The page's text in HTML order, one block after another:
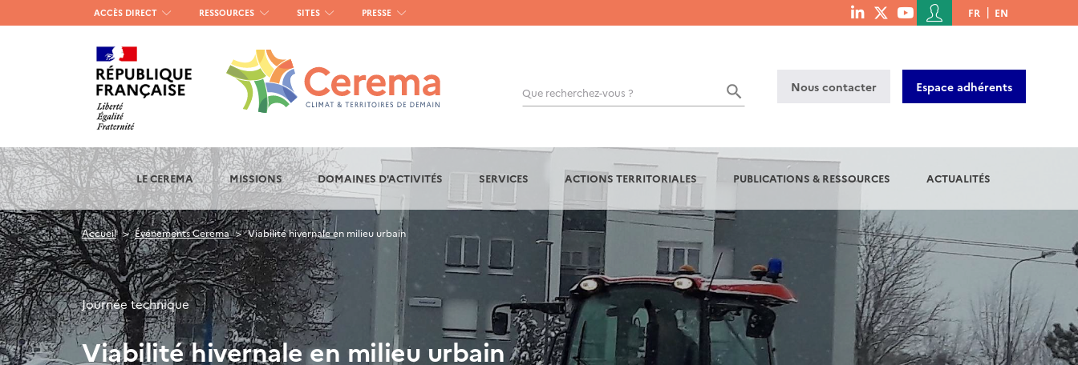
Menu
haut
gauche
ACCÈS DIRECT RESSOURCES SITES PRESSE
menu
Menu
du
de
l'utilisateur
FR EN
Que recherchez-vous ?
OK
Nous contacter Espace adhérents
LE CEREMA MISSIONS DOMAINES D'ACTIVITÉS SERVICES ACTIONS TERRITORIALES PUBLICATIONS & RESSOURCES ACTUALITÉS
Accueil Événements Cerema Viabilité hivernale en milieu urbain
Journée technique
Viabilité hivernale en milieu urbain